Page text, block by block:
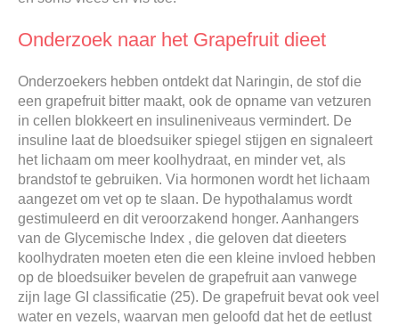
Onderzoek naar het Grapefruit dieet
Onderzoekers hebben ontdekt dat Naringin, de stof die
een grapefruit bitter maakt, ook de opname van vetzuren
in cellen blokkeert en insulineniveaus vermindert. De
insuline laat de bloedsuiker spiegel stijgen en signaleert
het lichaam om meer koolhydraat, en minder vet, als
brandstof te gebruiken. Via hormonen wordt het lichaam
aangezet om vet op te slaan. De hypothalamus wordt
gestimuleerd en dit veroorzakend honger. Aanhangers
van de Glycemische Index , die geloven dat dieeters
koolhydraten moeten eten die een kleine invloed hebben
op de bloedsuiker bevelen de grapefruit aan vanwege
zijn lage GI classificatie (25). De grapefruit bevat ook veel
water en vezels, waarvan men geloofd dat het de eetlust